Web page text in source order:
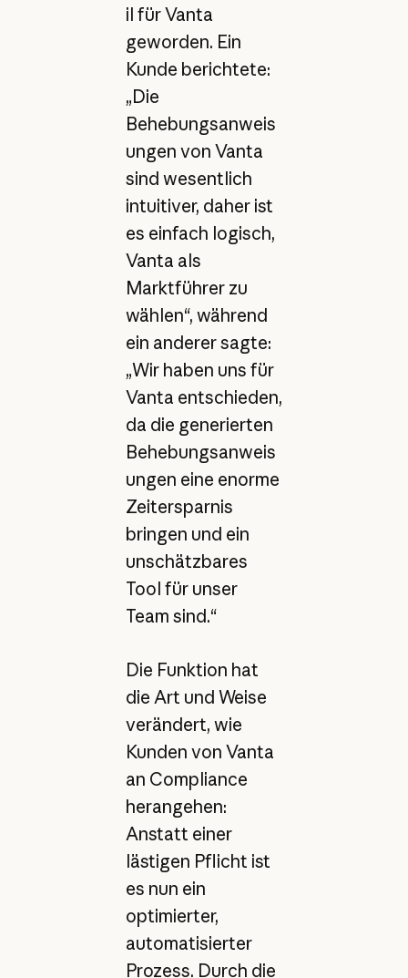
il für Vanta
geworden. Ein
Kunde berichtete:
„Die
Behebungsanweis
ungen von Vanta
sind wesentlich
intuitiver, daher ist
es einfach logisch,
Vanta als
Marktführer zu
wählen“, während
ein anderer sagte:
„Wir haben uns für
Vanta entschieden,
da die generierten
Behebungsanweis
ungen eine enorme
Zeitersparnis
bringen und ein
unschätzbares
Tool für unser
Team sind.“
Die Funktion hat
die Art und Weise
verändert, wie
Kunden von Vanta
an Compliance
herangehen:
Anstatt einer
lästigen Pflicht ist
es nun ein
optimierter,
automatisierter
Prozess. Durch die